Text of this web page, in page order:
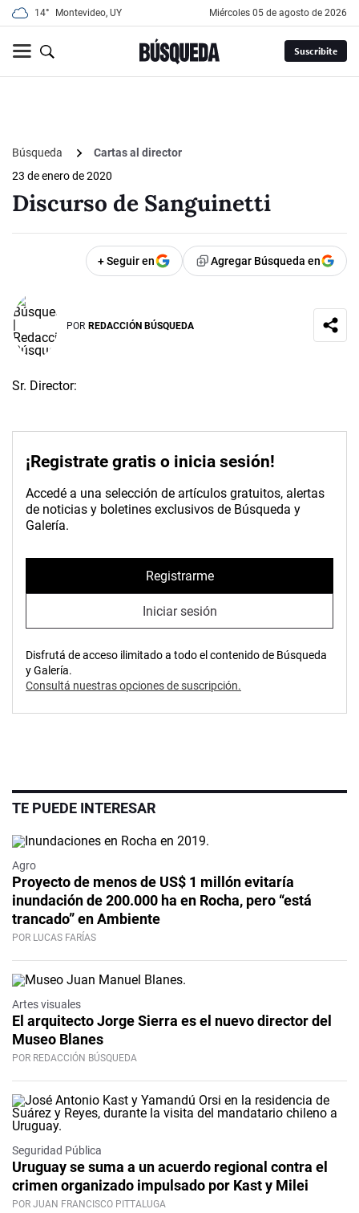
14° Montevideo, UY miércoles 05 de agosto de 2026
Suscribite
Búsqueda
Cartas al director
23 de enero de 2020
Discurso de Sanguinetti
+ Seguir en Agregar Búsqueda en
POR REDACCIÓN BÚSQUEDA
Sr. Director:
¡Registrate gratis o inicia sesión!
Accedé a una selección de artículos gratuitos, alertas
de noticias y boletines exclusivos de Búsqueda y
Galería.
Registrarme
Iniciar sesión
Disfrutá de acceso ilimitado a todo el contenido de Búsqueda
y Galería.
Consultá nuestras opciones de suscripción.
TE PUEDE INTERESAR
Agro
Proyecto de menos de US$ 1 millón evitaría
inundación de 200.000 ha en Rocha, pero “está
trancado” en Ambiente
POR LUCAS FARÍAS
Artes visuales
El arquitecto Jorge Sierra es el nuevo director del
Museo Blanes
POR REDACCIÓN BÚSQUEDA
Seguridad Pública
Uruguay se suma a un acuerdo regional contra el
crimen organizado impulsado por Kast y Milei
POR JUAN FRANCISCO PITTALUGA